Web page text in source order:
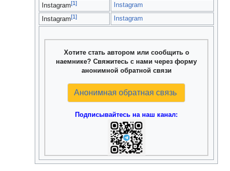
Instagram[1] Instagram
Instagram[1] Instagram
Хотите стать автором или сообщить о
наемнике? Свяжитесь с нами через форму
анонимной обратной связи
Анонимная обратная связь
Подписывайтесь на наш канал: